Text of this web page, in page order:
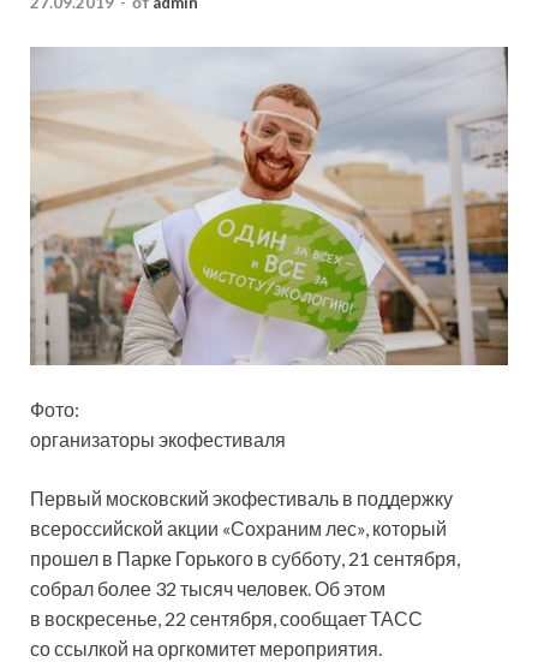
Фото:
организаторы экофестиваля
Первый московский экофестиваль в поддержку
всероссийской акции «Сохраним лес», который
прошел в Парке Горького в субботу, 21 сентября,
собрал более 32 тысяч человек. Об этом
в воскресенье, 22 сентября, сообщает ТАСС
со ссылкой на оргкомитет мероприятия.